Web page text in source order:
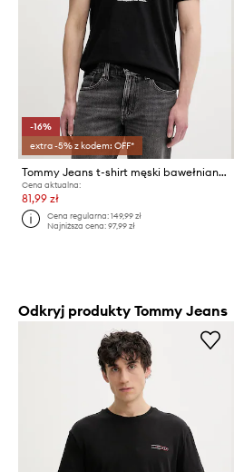
-16%
extra -5% z kodem: OFF*
Tommy Jeans t-shirt męski bawełniany
Cena aktualna:
81,99 zł
Cena regularna:149,99 zł
Najniższa cena:97,99 zł
Odkryj produkty Tommy Jeans